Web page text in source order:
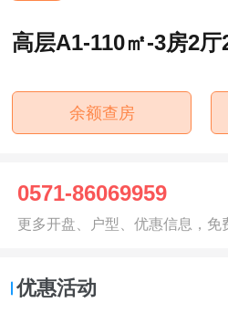
高层A1-110㎡-3房2厅
余额查房
0571-86069959
更多开盘、户型、优惠信息，免
优惠活动